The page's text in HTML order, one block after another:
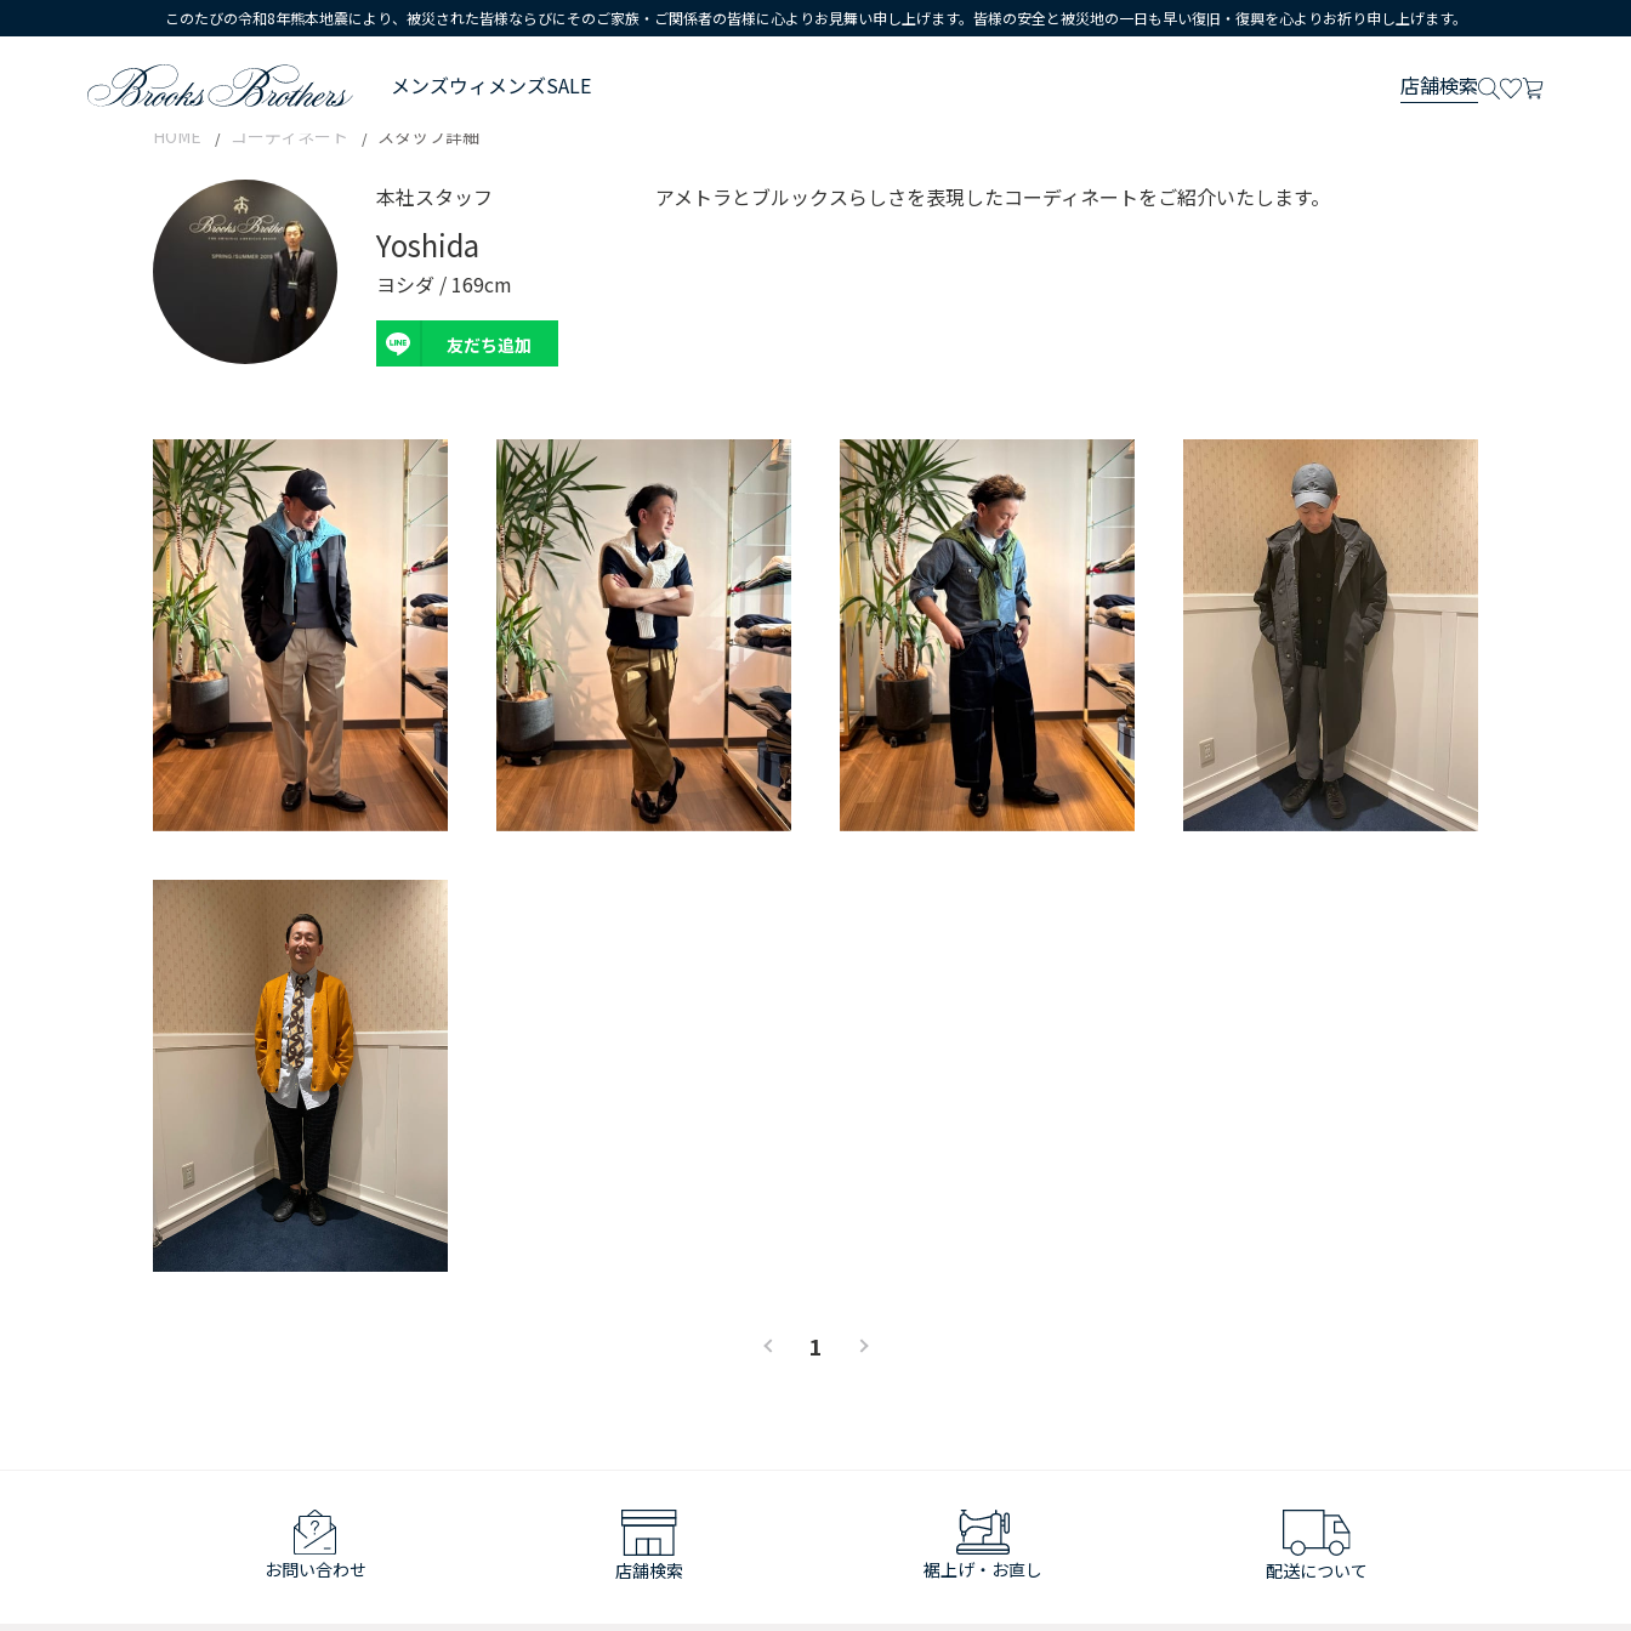
このたびの令和8年熊本地震により、被災された皆様ならびにそのご家族・ご関係者の皆様に心よりお見舞い申し上げます。皆様の安全と被災地の一日も早い復旧・復興を心よりお祈り申し上げます。
メンズウィメンズSALE 店舗検索
HOME コーディネート スタッフ詳細
本社スタッフ
Yoshida
ヨシダ / 169cm
友だち追加
アメトラとブルックスらしさを表現したコーディネートをご紹介いたします。
1
お問い合わせ 店舗検索 裾上げ・お直し 配送について